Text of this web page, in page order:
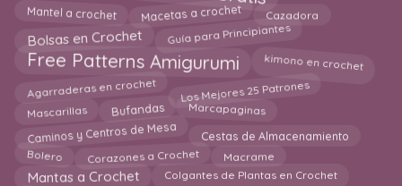
Mantel a crochet Macetas a crochet Cazadora
Bolsas en Crochet Guía para Principiantes
Free Patterns Amigurumi kimono en crochet
Agarraderas en crochet Los Mejores 25 Patrones
Mascarillas Bufandas Marcapaginas
Caminos y Centros de Mesa Cestas de Almacenamiento
Bolero Corazones a Crochet Macrame
Mantas a Crochet Colgantes de Plantas en Crochet